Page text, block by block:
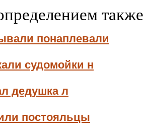
понаплевали
судомойки н
дедушка л
постояльцы